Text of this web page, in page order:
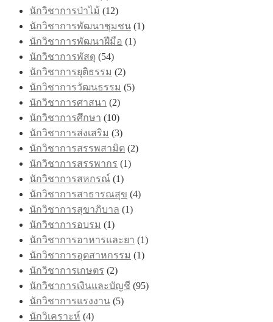
นักวิชาการป่าไม้ (12)
นักวิชาการพัฒนาชุมชน (1)
นักวิชาการพัฒนาฝีมือ (1)
นักวิชาการพัสดุ (54)
นักวิชาการยุติธรรม (2)
นักวิชาการวัฒนธรรม (5)
นักวิชาการศาสนา (2)
นักวิชาการศึกษา (10)
นักวิชาการส่งเสริม (3)
นักวิชาการสรรพสามิต (2)
นักวิชาการสรรพากร (1)
นักวิชาการสหกรณ์ (1)
นักวิชาการสาธารณสุข (4)
นักวิชาการสุขาภิบาล (1)
นักวิชาการอบรม (1)
นักวิชาการอาหารและยา (1)
นักวิชาการอุตสาหกรรม (1)
นักวิชาการเกษตร (2)
นักวิชาการเงินและบัญชี (95)
นักวิชาการแรงงาน (5)
นักวิเคราะห์ (4)